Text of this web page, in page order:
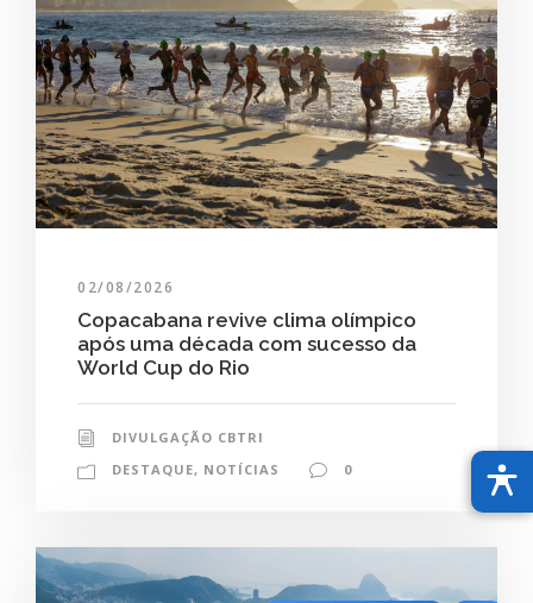
02/08/2026
Copacabana revive clima olímpico
após uma década com sucesso da
World Cup do Rio
DIVULGAÇÃO CBTRI
DESTAQUE, NOTÍCIAS 0